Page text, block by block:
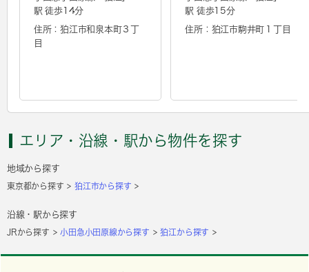
駅 徒歩14分
住所：狛江市和泉本町３丁
目
駅 徒歩15分
住所：狛江市駒井町１丁目
エリア・沿線・駅から物件を探す
地域から探す
東京都から探す 狛江市から探す
沿線・駅から探す
JRから探す 小田急小田原線から探す 狛江から探す